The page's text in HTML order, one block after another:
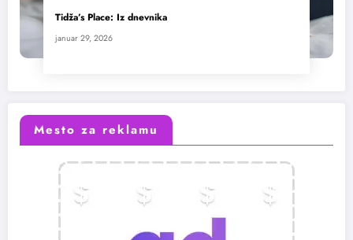
Tidža’s Place: Iz dnevnika
januar 29, 2026
Mesto za reklamu